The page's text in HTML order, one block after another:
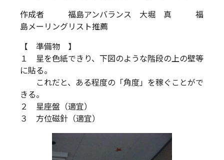
作成者 福島アンバランス 大堀 真 福
島メーリングリスト推薦
【 準備物 】
１ 星を色紙できり、下図のような階段の上の壁等
に貼る。
これだと、ある程度の「角度」を稼ぐことがで
きる。
２ 星座盤（適宜）
３ 方位磁針（適宜）